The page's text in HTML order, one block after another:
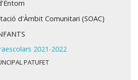
d'Àmbit Comunitari (SOAC)
2021-2022
PATUFET